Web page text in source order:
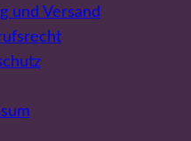
und Versand